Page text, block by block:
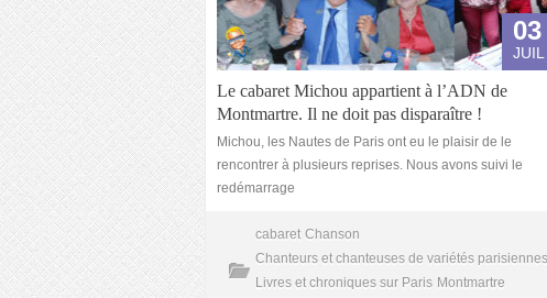
03
JUIL
Le cabaret Michou appartient à l’ADN de
Montmartre. Il ne doit pas disparaître !
Michou, les Nautes de Paris ont eu le plaisir de le
rencontrer à plusieurs reprises. Nous avons suivi le
redémarrage
cabaret Chanson
Chanteurs et chanteuses de variétés parisiennes
Livres et chroniques sur Paris Montmartre